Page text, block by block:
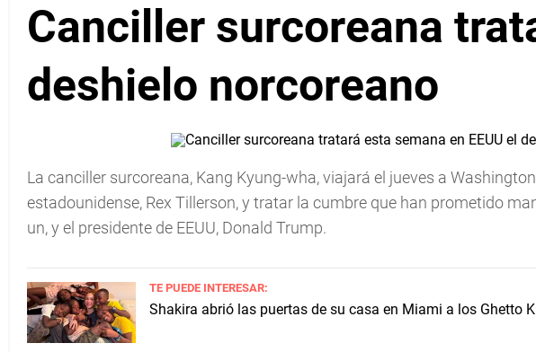
Canciller surcoreana
deshielo norcoreano
La canciller surcoreana, Kang Kyung-wha, viajará el jueves a
estadounidense, Rex Tillerson, y tratar la cumbre que han prometido
un, y el presidente de EEUU, Donald Trump.
TE PUEDE INTERESAR:
Shakira abrió las puertas de su casa en Miami a los Ghetto